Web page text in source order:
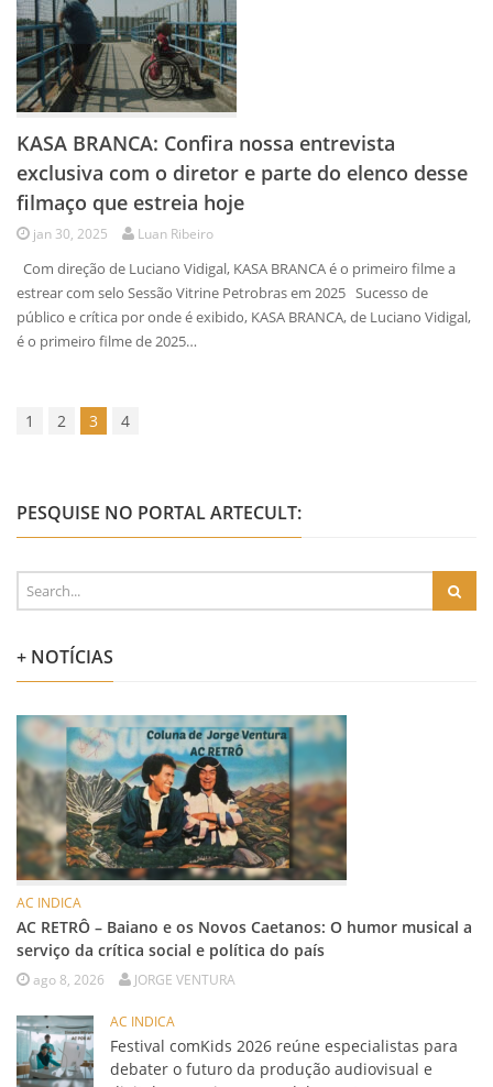
KASA BRANCA: Confira nossa entrevista
exclusiva com o diretor e parte do elenco desse
filmaço que estreia hoje
jan 30, 2025 Luan Ribeiro
Com direção de Luciano Vidigal, KASA BRANCA é o primeiro filme a
estrear com selo Sessão Vitrine Petrobras em 2025 Sucesso de
público e crítica por onde é exibido, KASA BRANCA, de Luciano Vidigal,
é o primeiro filme de 2025…
1 2 3 4
PESQUISE NO PORTAL ARTECULT:
+ NOTÍCIAS
AC INDICA
AC RETRÔ – Baiano e os Novos Caetanos: O humor musical a
serviço da crítica social e política do país
ago 8, 2026 JORGE VENTURA
AC INDICA
Festival comKids 2026 reúne especialistas para
debater o futuro da produção audiovisual e